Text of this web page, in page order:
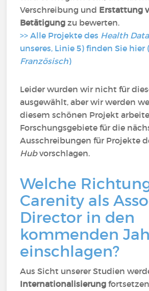
Verschreibung und Erstattung
Betätigung zu bewerten.
>> Alle Projekte des Health
unseres, Linie 5) finden Sie hier (
Französisch)
Leider wurden wir nicht für
ausgewählt, aber wir werden
diesem schönen Projekt
Forschungsgebiete für die
Ausschreibungen für Projekte
Hubvorschlagen.
Welche
Carenity als
Director in den
kommenden
einschlagen?
Aus Sicht unserer Studien
Internationalisierung